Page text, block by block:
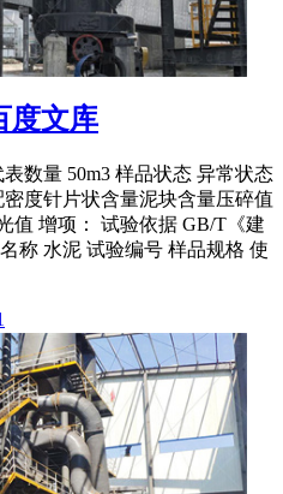
度文库
数量 50m3 样品状态 异常状态
度针片状含量泥块含量压碎值
值 增项： 试验依据 GB/T《建
称 水泥 试验编号 样品规格 使